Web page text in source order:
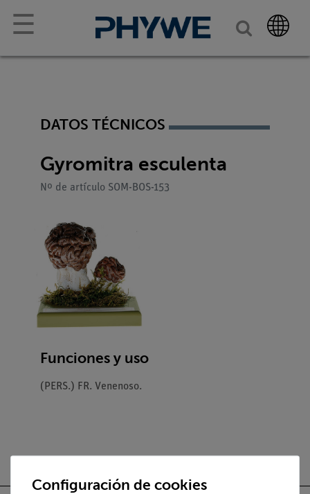
☰
DATOS TÉCNICOS
Gyromitra esculenta
Nº de artículo SOM-BOS-153
Funciones y uso
(PERS.) FR. Venenoso.
Configuración de cookies